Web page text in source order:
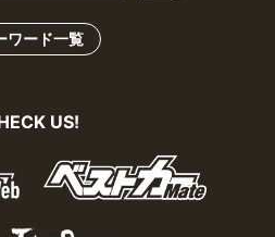
ワード一覧
US!